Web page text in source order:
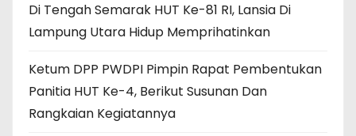
Di Tengah Semarak HUT Ke-81 RI, Lansia Di
Lampung Utara Hidup Memprihatinkan
Ketum DPP PWDPI Pimpin Rapat Pembentukan
Panitia HUT Ke-4, Berikut Susunan Dan
Rangkaian Kegiatannya